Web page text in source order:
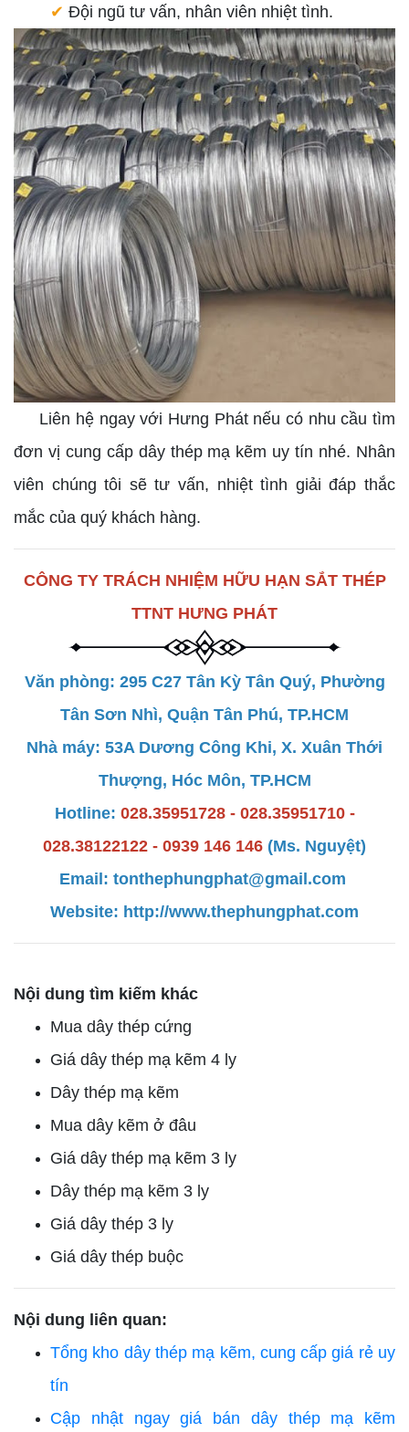
✔ Đội ngũ tư vấn, nhân viên nhiệt tình.
Liên hệ ngay với Hưng Phát nếu có nhu cầu tìm
đơn vị cung cấp dây thép mạ kẽm uy tín nhé. Nhân
viên chúng tôi sẽ tư vấn, nhiệt tình giải đáp thắc
mắc của quý khách hàng.
CÔNG TY TRÁCH NHIỆM HỮU HẠN SẮT THÉP
TTNT HƯNG PHÁT
Văn phòng: 295 C27 Tân Kỳ Tân Quý, Phường
Tân Sơn Nhì, Quận Tân Phú, TP.HCM
Nhà máy: 53A Dương Công Khi, X. Xuân Thới
Thượng, Hóc Môn, TP.HCM
Hotline: 028.35951728 - 028.35951710 -
028.38122122 - 0939 146 146 (Ms. Nguyệt)
Email: tonthephungphat@gmail.com
Website: http://www.thephungphat.com
Nội dung tìm kiếm khác
Mua dây thép cứng
Giá dây thép mạ kẽm 4 ly
Dây thép mạ kẽm
Mua dây kẽm ở đâu
Giá dây thép mạ kẽm 3 ly
Dây thép mạ kẽm 3 ly
Giá dây thép 3 ly
Giá dây thép buộc
Nội dung liên quan:
Tổng kho dây thép mạ kẽm, cung cấp giá rẻ uy
tín
Cập nhật ngay giá bán dây thép mạ kẽm